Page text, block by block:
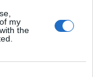
my
the
apoyo esencial en